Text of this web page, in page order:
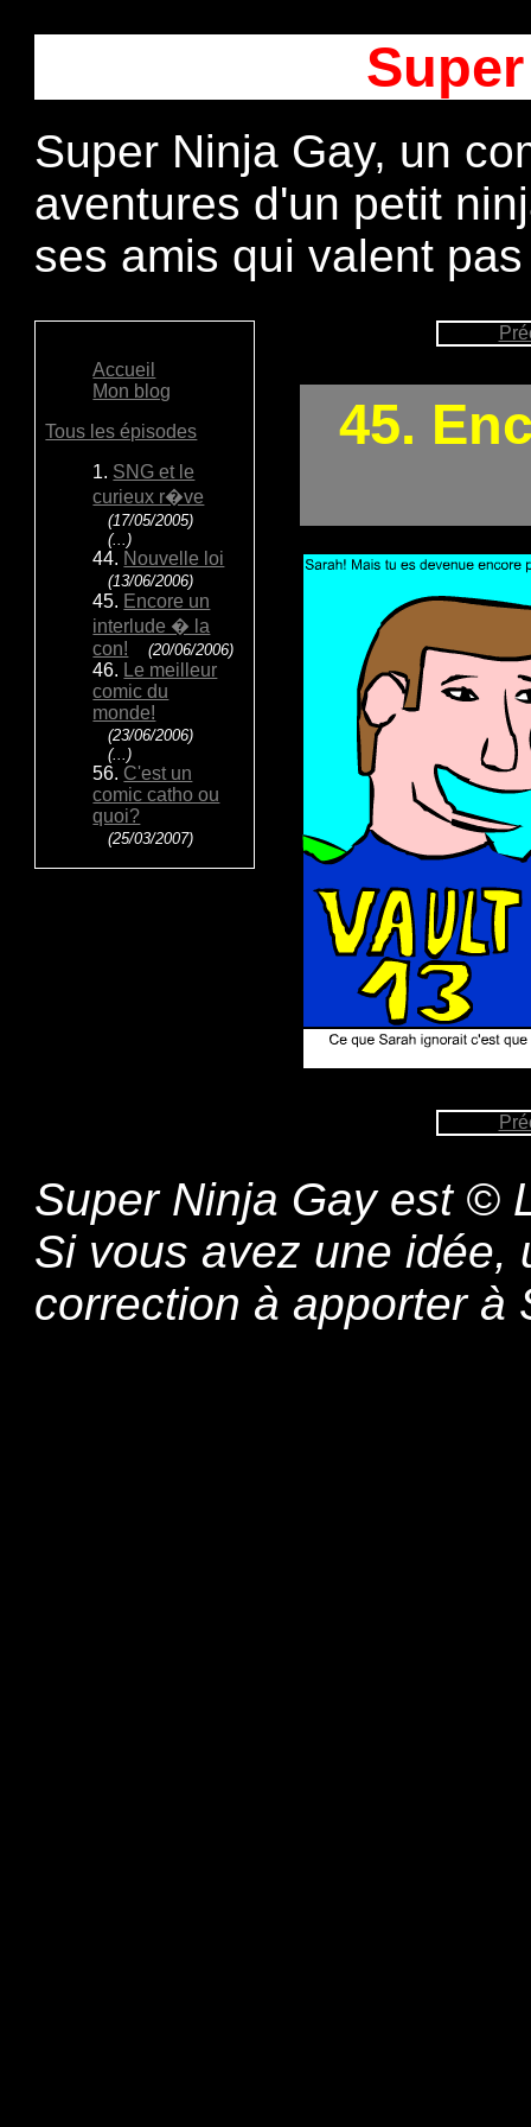
Super Ninja Gay, un
aventures d'un petit
ses amis qui valent
Accueil
Mon blog
Tous les épisodes
1. SNG et le
curieux r�ve
(17/05/2005)
(...)
44. Nouvelle loi
(13/06/2006)
45. Encore un
interlude � la
con!
(20/06/2006)
46. Le meilleur
comic du
monde!
(23/06/2006)
(...)
56. C'est un
comic catho ou
quoi?
(25/03/2007)
45.
Super Ninja Gay est ©
Si vous avez une idée,
correction à apporter à